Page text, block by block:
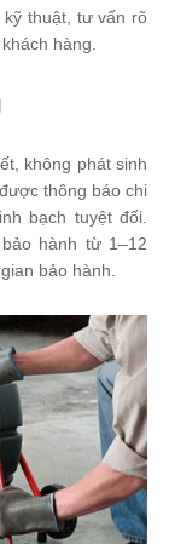
thuật, tư vấn rõ
hàng.
không phát sinh
thông báo chi
bạch tuyệt đối.
hành từ 1–12
bảo hành.